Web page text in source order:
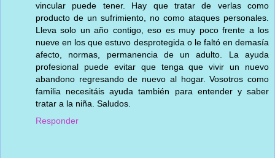
vincular puede tener. Hay que tratar de verlas como
producto de un sufrimiento, no como ataques personales.
Lleva solo un año contigo, eso es muy poco frente a los
nueve en los que estuvo desprotegida o le faltó en demasía
afecto, normas, permanencia de un adulto. La ayuda
profesional puede evitar que tenga que vivir un nuevo
abandono regresando de nuevo al hogar. Vosotros como
familia necesitáis ayuda también para entender y saber
tratar a la niña. Saludos.
Responder